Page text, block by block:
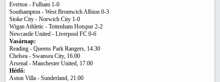
Everton - Fulham 1-0
Southampton - West Bromwich Albion 0-3
Stoke City - Norwich City 1-0
Wigan Athletic - Tottenham Hotspur 2-2
Newcastle United - Liverpool FC 0-6
Vasárnap:
Reading - Queens Park Rangers, 14.30
Chelsea - Swansea City, 16.00
Arsenal - Manchester United, 17.00
Hétfő:
Aston Villa - Sunderland, 21.00